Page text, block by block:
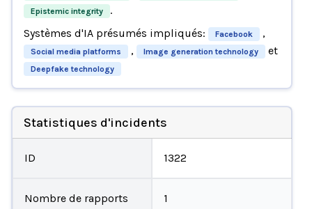
Epistemic integrity
.
Systèmes d'IA présumés impliqués:
Facebook ,
Social media platforms , Image generation technology et
Deepfake technology
Statistiques d'incidents
ID 1322
Nombre de rapports 1